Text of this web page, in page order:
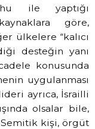
ile yaptığı
göre,
ülkelere “kalıcı
desteğin yanı
konusunda
uygulanması
ayrıca, İsrailli
olsalar bile,
kişi, örgüt